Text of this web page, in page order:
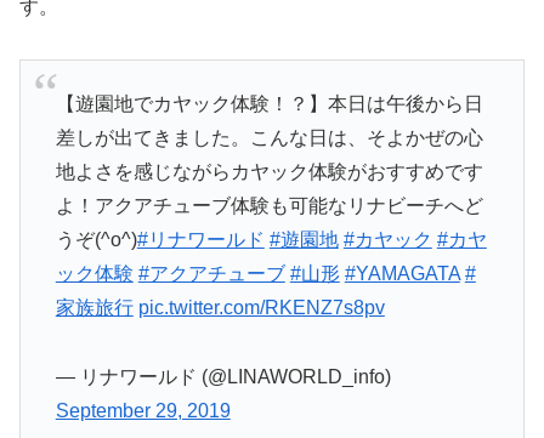
す。
【遊園地でカヤック体験！？】本日は午後から日
差しが出てきました。こんな日は、そよかぜの心
地よさを感じながらカヤック体験がおすすめです
よ！アクアチューブ体験も可能なリナビーチへど
うぞ(^o^)#リナワールド #遊園地 #カヤック #カヤ
ック体験 #アクアチューブ #山形 #YAMAGATA #
家族旅行 pic.twitter.com/RKENZ7s8pv
— リナワールド (@LINAWORLD_info)
September 29, 2019